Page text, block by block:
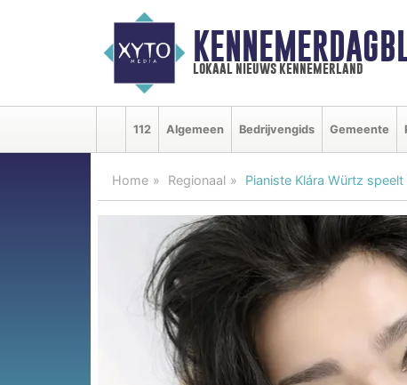
lokaal nieuws kennemerland
112 Algemeen Bedrijvengids Gemeente
Home Regionaal Pianiste Klára Würtz